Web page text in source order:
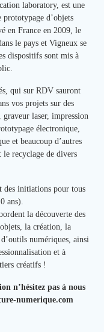
laboratory, est une
d’objets
en France en 2009, le
le pays et Vigneux se
dispositifs sont mis à
qui sur RDV sauront
vos projets sur des
graveur laser, impression
électronique,
et beaucoup d’autres
le recyclage de divers
des initiations pour tous
ans).
la découverte des
la création, la
numériques, ainsi
et à
créatifs !
n’hésitez pas à nous
numerique.com